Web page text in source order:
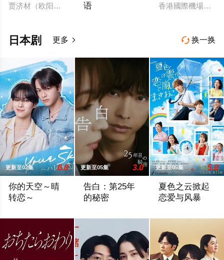
贾济材（欧阳震华 饰）本是一名商界精英，但受老板所托极不
语
香港國際機場繁忙
 换一换
日本剧 更多 
更新至02集 6.0
你的天空～晴
转恋～
更新至05集 3.0
告白：第25年
的秘密
更新至05集 5.0
夏色之云掀起
恋爱与风暴